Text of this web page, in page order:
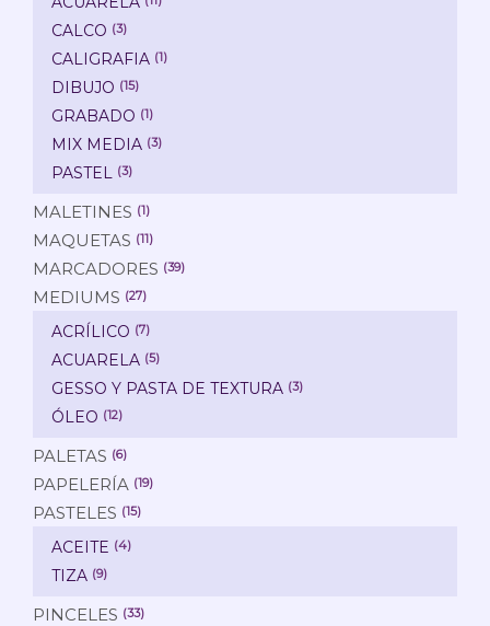
CALCO (3)
CALIGRAFIA (1)
DIBUJO (15)
GRABADO (1)
MIX MEDIA (3)
PASTEL (3)
MALETINES (1)
MAQUETAS (11)
MARCADORES (39)
MEDIUMS (27)
ACRÍLICO (7)
ACUARELA (5)
GESSO Y PASTA DE TEXTURA (3)
ÓLEO (12)
PALETAS (6)
PAPELERÍA (19)
PASTELES (15)
ACEITE (4)
TIZA (9)
PINCELES (33)